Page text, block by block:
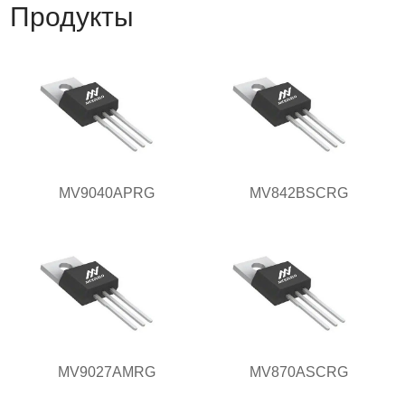
Продукты
MV9040APRG MV842BSCRG
MV9027AMRG MV870ASCRG